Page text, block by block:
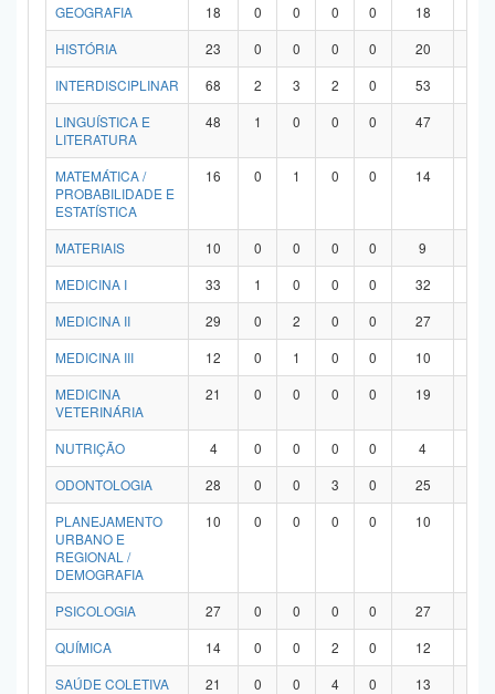
GEOGRAFIA
18 0 0 0 0 18
HISTÓRIA
23 0 0 0 0 20
INTERDISCIPLINAR
68 2 3 2 0 53
LINGUÍSTICA E
LITERATURA
48 1 0 0 0 47
MATEMÁTICA /
PROBABILIDADE E
ESTATÍSTICA
16 0 1 0 0 14
MATERIAIS 10 0 0 0 0 9
MEDICINA I
33 1 0 0 0 32
MEDICINA II
29 0 2 0 0 27
MEDICINA III
12 0 1 0 0 10
MEDICINA
VETERINÁRIA
21 0 0 0 0 19
NUTRIÇÃO 4 0 0 0 0 4
ODONTOLOGIA
28 0 0 3 0 25
PLANEJAMENTO
URBANO E
REGIONAL /
DEMOGRAFIA
10 0 0 0 0 10
PSICOLOGIA 27 0 0 0 0 27
QUÍMICA
14 0 0 2 0 12
SAÚDE COLETIVA
21 0 0 4 0 13